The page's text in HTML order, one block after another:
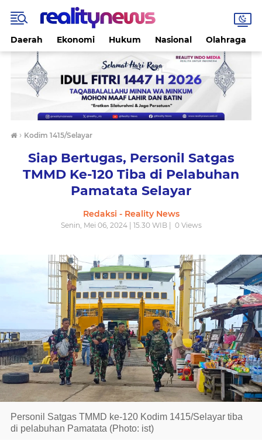
Daerah Ekonomi Hukum Nasional Olahraga
› Kodim 1415/Selayar
Siap Bertugas, Personil Satgas
TMMD Ke-120 Tiba di Pelabuhan
Pamatata Selayar
Redaksi - Reality News
Senin, Mei 06, 2024 | 15.30 WIB | 0Views
Personil Satgas TMMD ke-120 Kodim 1415/Selayar tiba
di pelabuhan Pamatata (Photo: ist)